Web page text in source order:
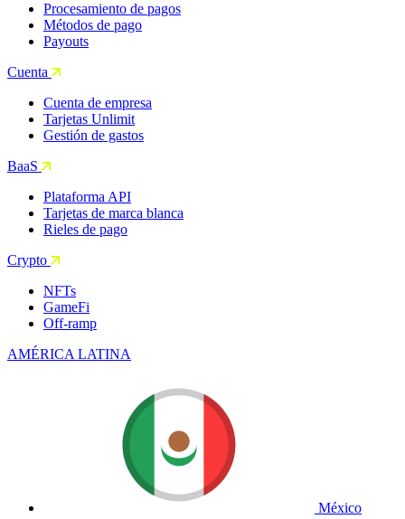
Procesamiento de pagos
Métodos de pago
Payouts
Cuenta
Cuenta de empresa
Tarjetas Unlimit
Gestión de gastos
BaaS
Plataforma API
Tarjetas de marca blanca
Rieles de pago
Crypto
NFTs
GameFi
Off-ramp
AMÉRICA LATINA
México